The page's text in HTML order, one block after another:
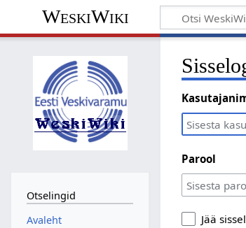
WeskiWiki
Parool
Jää
Otselingid
Avaleht